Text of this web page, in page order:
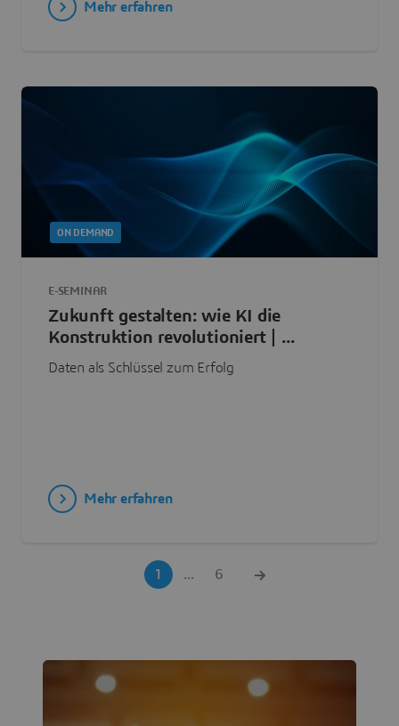
Mehr erfahren
ON DEMAND
E-SEMINAR
Zukunft gestalten: wie KI die
Konstruktion revolutioniert | ...
Daten als Schlüssel zum Erfolg
Mehr erfahren
1 ... 6